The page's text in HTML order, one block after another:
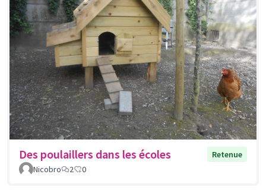
Des poulaillers dans les écoles
Retenue
Nicobro
2 0